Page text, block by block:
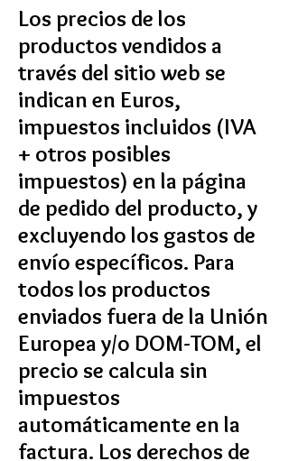
Los precios de los
productos vendidos a
través del sitio web se
indican en Euros,
impuestos incluidos (IVA
+ otros posibles
impuestos) en la página
de pedido del producto, y
excluyendo los gastos de
envío específicos. Para
todos los productos
enviados fuera de la Unión
Europea y/o DOM-TOM, el
precio se calcula sin
impuestos
automáticamente en la
factura. Los derechos de